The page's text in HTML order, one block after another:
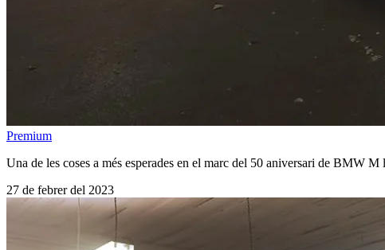
Premium
Una de les coses a més esperades en el marc del 50 aniversari de
27 de febrer del 2023